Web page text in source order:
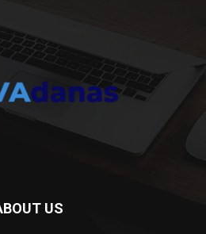
US